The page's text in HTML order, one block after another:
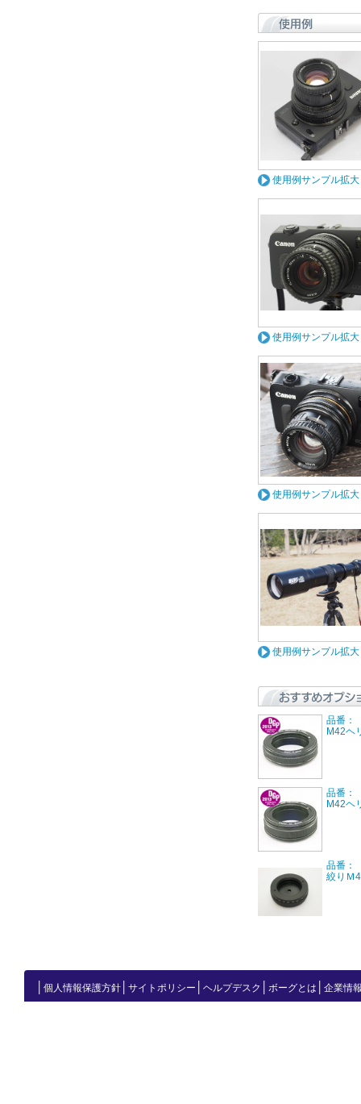
使用例サンプル拡大
使用例サンプル拡大
使用例サンプル拡大
使用例サンプル拡大
品番：
M42ヘ
品番：
M42ヘ
品番：
絞りＭ
個人情報保護方針 サイトポリシー ヘルプデスク ボーグとは 企業情